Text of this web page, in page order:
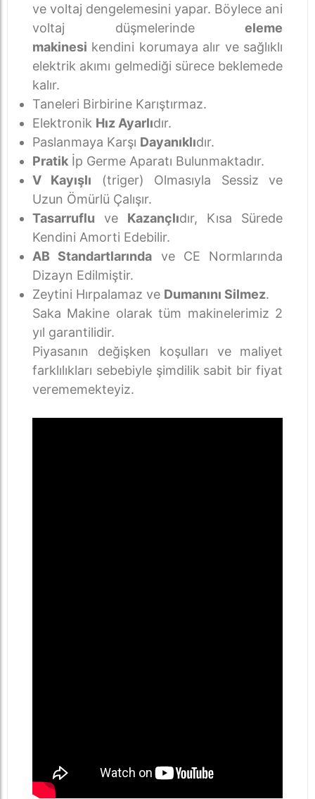
ve voltaj dengelemesini yapar. Böylece ani
voltaj düşmelerinde eleme
makinesi kendini korumaya alır ve sağlıklı
elektrik akımı gelmediği sürece beklemede
kalır.
Taneleri Birbirine Karıştırmaz.
Elektronik Hız Ayarlıdır.
Paslanmaya Karşı Dayanıklıdır.
Pratik İp Germe Aparatı Bulunmaktadır.
V Kayışlı (triger) Olmasıyla Sessiz ve
Uzun Ömürlü Çalışır.
Tasarruflu ve Kazançlıdır, Kısa Sürede
Kendini Amorti Edebilir.
AB Standartlarında ve CE Normlarında
Dizayn Edilmiştir.
Zeytini Hırpalamaz ve Dumanını Silmez.
Saka Makine olarak tüm makinelerimiz 2
yıl garantilidir.
Piyasanın değişken koşulları ve maliyet
farklılıkları sebebiyle şimdilik sabit bir fiyat
verememekteyiz.